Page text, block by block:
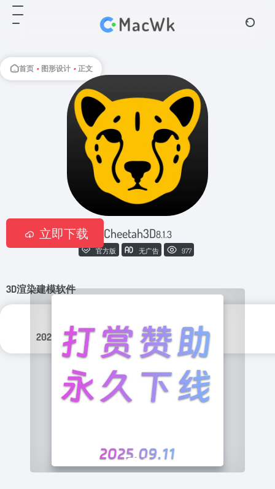
首页 • 图形设计 • 正文
Cheetah3D8.1.3
官方版 无广告 977
3D渲染建模软件
2025年 3月 14日 图形设计
立即下载